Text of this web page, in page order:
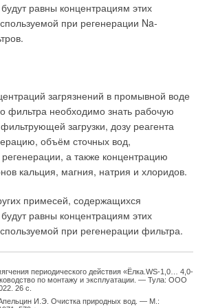
равны концентрациям этих
при регенерации Na-
загрязнений в промывной воде
фильтра необходимо знать рабочую
загрузки, дозу реагента
объём сточных вод,
а также концентрацию
кальция, магния, натрия и хлоридов.
примесей, содержащихся
равны концентрациям этих
при регенерации фильтра.
периодического действия «Ёлка.WS-1,0… 4,0-
по монтажу и эксплуатации. — Тула: ООО
26 с.
И.Э. Очистка природных вод. — М.:
расхода в канализационном стояке,
системы канализации,
на санитарно-технические изделия
высоты не менее 60 мм?
(пп. 9.6 и 9.7) [4], в системах
металлов, следует соблюдать
алюминиевые или цинковые
после установки медных фитингов
потока воды в системах
следует разъединять путём
из бронзы или нержавеющей
попадание кислорода
из медных труб целесообразно
приборов из меди, в том числе